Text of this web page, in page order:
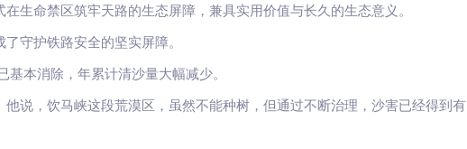
生命禁区筑牢天路的生态屏障，兼具实用价值与长久的生态意义。
守护铁路安全的坚实屏障。
本消除，年累计清沙量大幅减少。
说，饮马峡这段荒漠区，虽然不能种树，但通过不断治理，沙害已经得到有